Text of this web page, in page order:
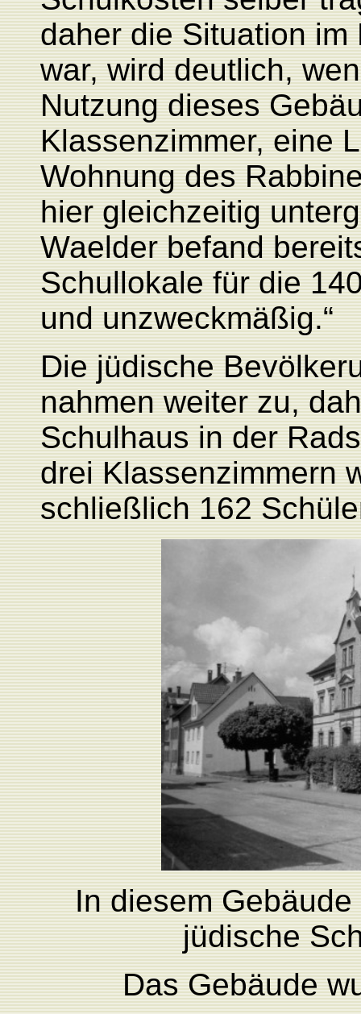
daher die Situation
war, wird deutlich,
Nutzung dieses
Klassenzimmer, eine
Wohnung des
hier gleichzeitig
Waelder befand
Schullokale für die
und unzweckmäßig.“
Die jüdische
nahmen weiter zu,
Schulhaus in der
drei Klassenzimmern
schließlich 162
In diesem
jüdische
Das Gebäude